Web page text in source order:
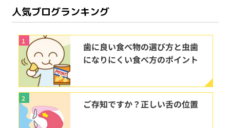
人気ブログランキング
1
歯に良い食べ物の選び方と虫歯
になりにくい食べ方のポイント
2 ご存知ですか？正しい舌の位置